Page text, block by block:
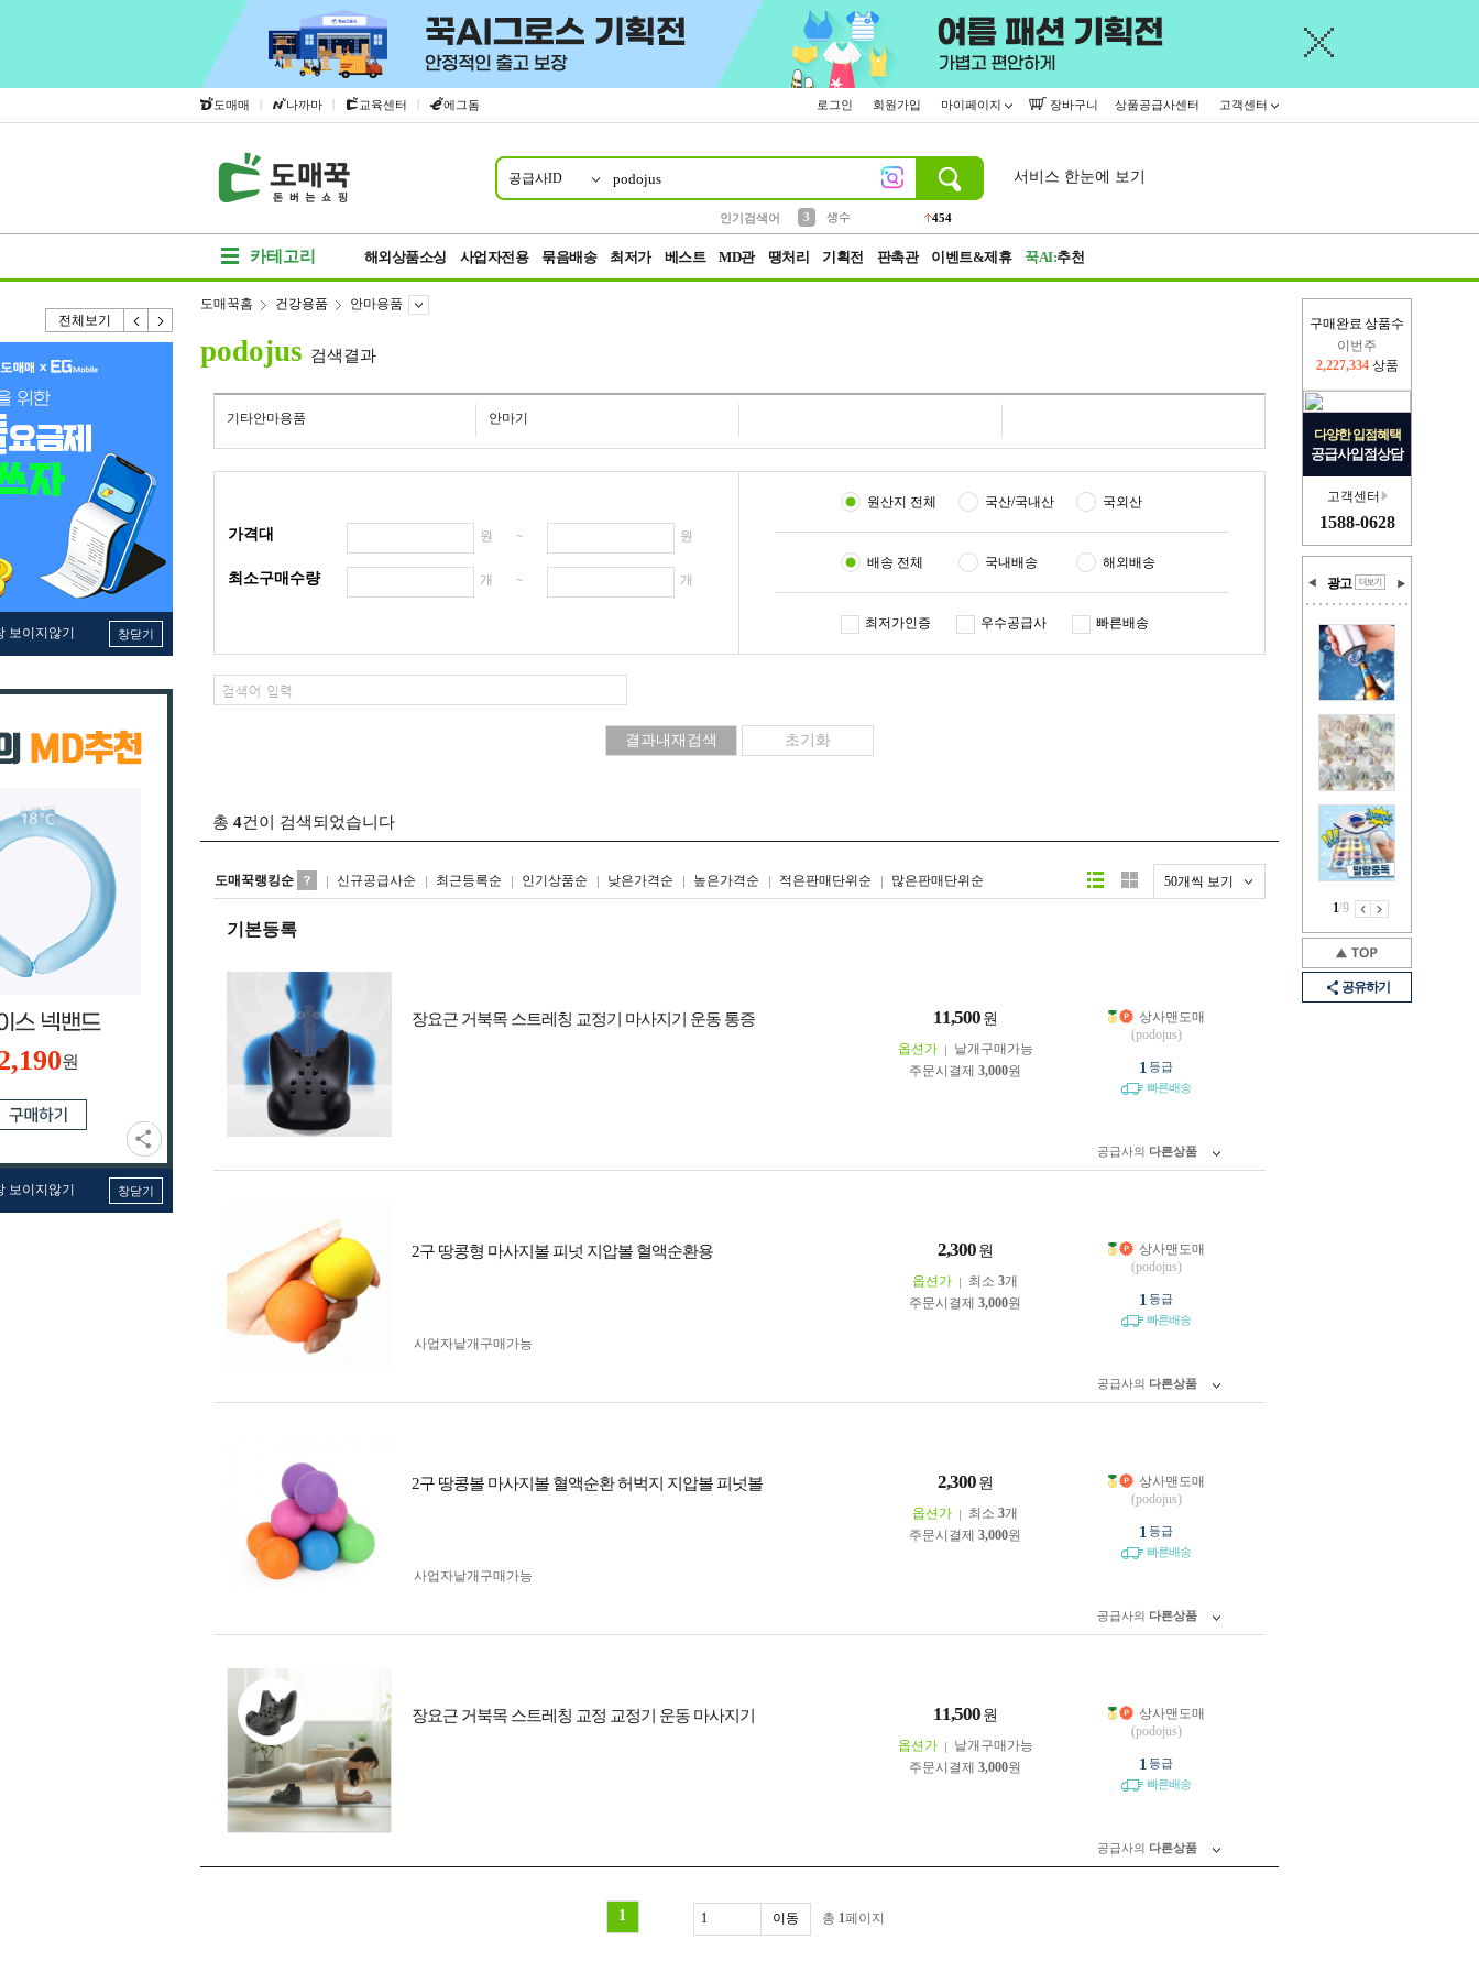
도매매 | 나까마 | 교육센터 | 에그돔 로그인 회원가입 마이페이지 장바구니 상품공급사센터 고객센터
공급사ID
인기검색어
3
생수
454
서비스 한눈에 보기
카테고리 해외상품소싱 사업자전용 묶음배송 최저가 베스트 MD관 땡처리 기획전 판촉관 이벤트&제휴 꾹AI:추천
전체보기
보이지않기 창닫기
원
보이지않기 창닫기
구매완료 상품수
2,326,527
이번주
2,227,334 상품
다양한 입점혜택
공급사입점상담
고객센터
1588-0628
광고
1/9
공유하기
도매꾹홈 건강용품 안마용품
podojus 검색결과
기타안마용품 안마기
가격대 원 ~ 원
최소구매수량 개 ~ 개
원산지 전체 국산/국내산 국외산
배송 전체 국내배송 해외배송
최저가인증 우수공급사 빠른배송
총 4건이 검색되었습니다
도매꾹랭킹순 신규공급사순 최근등록순 인기상품순 낮은가격순 높은가격순 적은판매단위순 많은판매단위순 50개씩 보기
리스트형갤러리형
기본등록
장요근 거북목 스트레칭 교정기 마사지기 운동 통증 11,500 원
옵션가
낱개구매가능
주문시결제 3,000원
상사맨도매
(podojus)
1 등급
빠른배송
공급사의 다른상품
2구 땅콩형 마사지볼 피넛 지압볼 혈액순환용 2,300 원
옵션가 최소 3개
주문시결제 3,000원
사업자 낱개구매가능
상사맨도매
(podojus)
1 등급
빠른배송
공급사의 다른상품
2구 땅콩볼 마사지볼 혈액순환 허벅지 지압볼 피넛볼 2,300 원
옵션가 최소 3개
주문시결제 3,000원
사업자 낱개구매가능
상사맨도매
(podojus)
1 등급
빠른배송
공급사의 다른상품
장요근 거북목 스트레칭 교정 교정기 운동 마사지기 11,500 원
옵션가
낱개구매가능
주문시결제 3,000원
상사맨도매
(podojus)
1 등급
빠른배송
공급사의 다른상품
1 총 1페이지